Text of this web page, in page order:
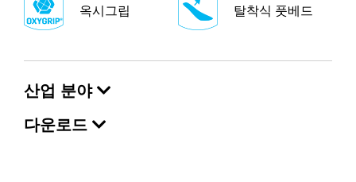
옥시그립 탈착식 풋베드
산업 분야
다운로드